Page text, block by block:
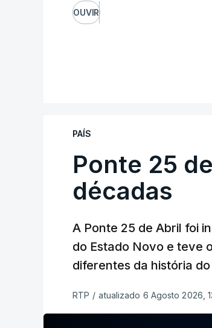
OUVIR
PAÍS
Ponte 25
décadas
A Ponte 25 de Abril foi
do Estado Novo e teve
diferentes da história
RTP / atualizado 6 Agosto 2026,